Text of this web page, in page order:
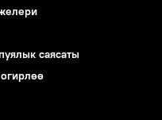
саясаты